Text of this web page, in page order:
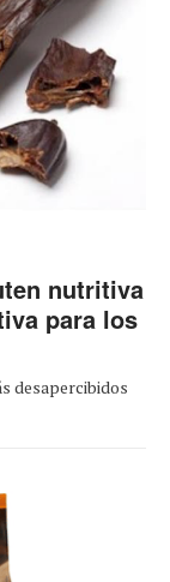
nutritiva
para los
desapercibidos